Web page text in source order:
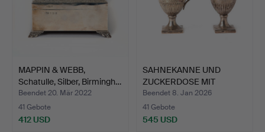
MAPPIN & WEBB,
Schatulle, Silber, Birmingh…
Beendet 20. Mär 2022
41 Gebote
412 USD
SAHNEKANNE UND
ZUCKERDOSE MIT
DECKEL, Silb…
Beendet 8. Jan 2026
41 Gebote
545 USD